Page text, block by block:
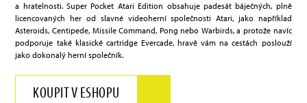
a hratelnosti. Super Pocket Atari Edition obsahuje padesát báječných, plně
licencovaných her od slavné videoherní společnosti Atari, jako například
Asteroids, Centipede, Missile Command, Pong nebo Warbirds, a protože navíc
podporuje také klasické cartridge Evercade, hravě vám na cestách poslouží
jako dokonalý herní společník.
KOUPIT V ESHOPU